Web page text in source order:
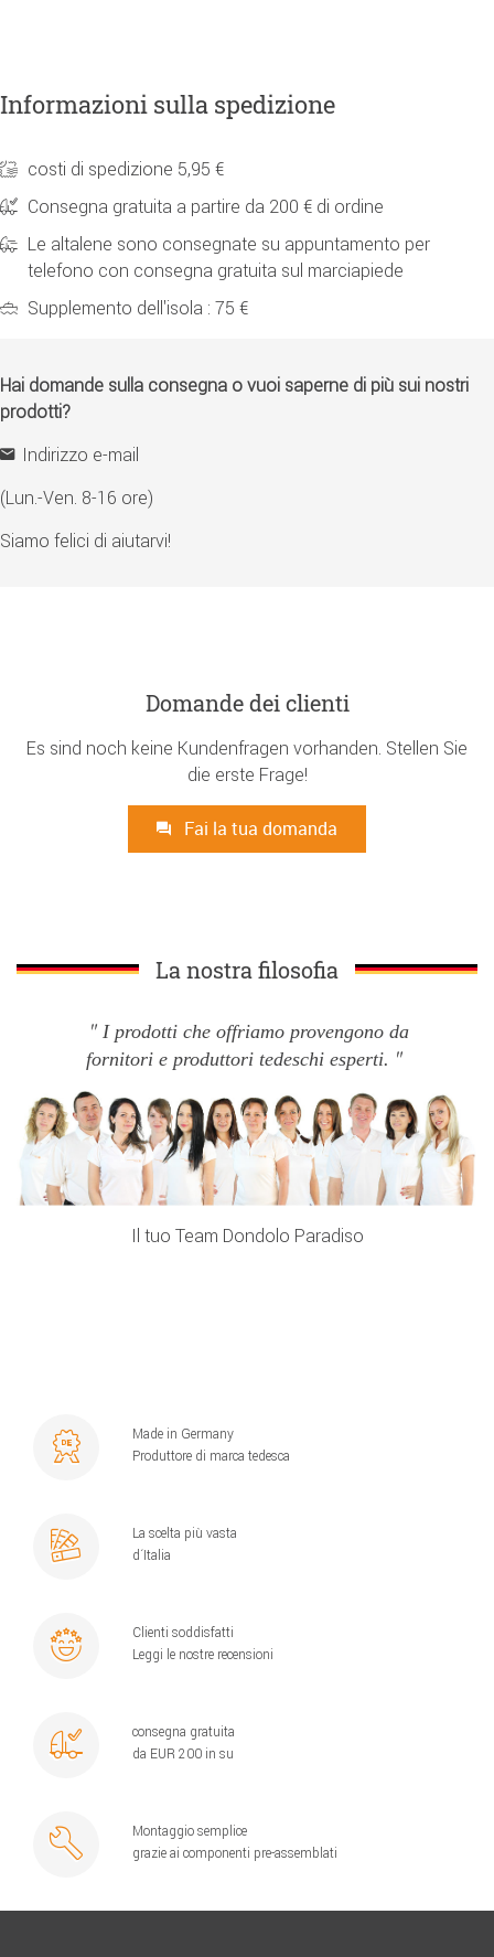
Informazioni sulla spedizione
costi di spedizione 5,95 €
Consegna gratuita a partire da 200 € di ordine
Le altalene sono consegnate su appuntamento per
telefono con consegna gratuita sul marciapiede
Supplemento dell'isola : 75 €
Hai domande sulla consegna o vuoi saperne di più sui nostri
prodotti?
Indirizzo e-mail
(Lun.-Ven. 8-16 ore)
Siamo felici di aiutarvi!
Domande dei clienti
Es sind noch keine Kundenfragen vorhanden. Stellen Sie
die erste Frage!
Fai la tua domanda
La nostra filosofia
I prodotti che offriamo provengono da
fornitori e produttori tedeschi esperti.
Il tuo Team Dondolo Paradiso
Made in Germany
Produttore di marca tedesca
La scelta più vasta
d´Italia
Clienti soddisfatti
Leggi le nostre recensioni
consegna gratuita
da EUR 200 in su
Montaggio semplice
grazie ai componenti pre-assemblati